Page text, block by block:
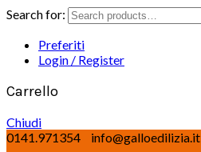
Search for:
Preferiti
Login / Register
Carrello
Chiudi
0141.971354
info@galloedilizia.it